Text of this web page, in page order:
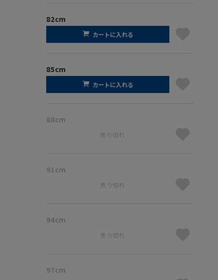
82cm
カートに入れる
85cm
カートに入れる
88cm
売り切れ
91cm
売り切れ
94cm
売り切れ
97cm